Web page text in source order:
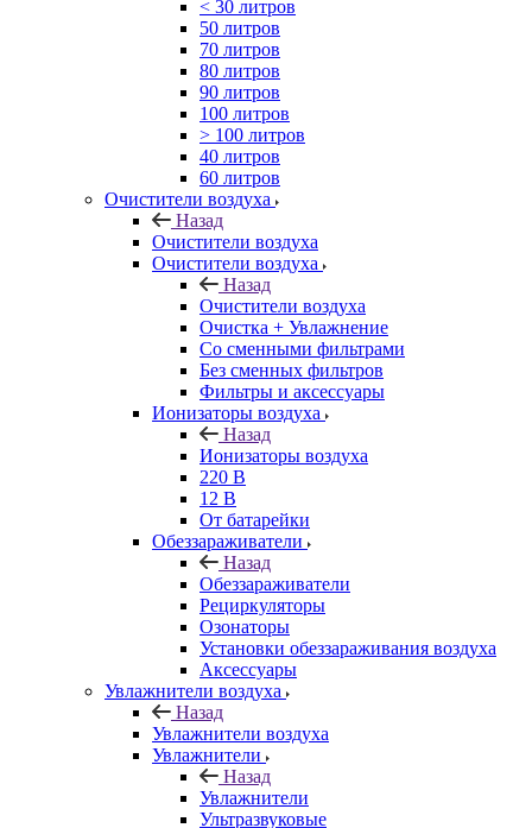
< 30 литров
50 литров
70 литров
80 литров
90 литров
100 литров
> 100 литров
40 литров
60 литров
Очистители воздуха
Назад
Очистители воздуха
Очистители воздуха
Назад
Очистители воздуха
Очистка + Увлажнение
Cо сменными фильтрами
Без сменных фильтров
Фильтры и аксессуары
Ионизаторы воздуха
Назад
Ионизаторы воздуха
220 В
12 В
От батарейки
Обеззараживатели
Назад
Обеззараживатели
Рециркуляторы
Озонаторы
Установки обеззараживания воздуха
Аксессуары
Увлажнители воздуха
Назад
Увлажнители воздуха
Увлажнители
Назад
Увлажнители
Ультразвуковые